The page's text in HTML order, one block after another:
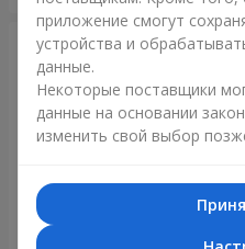
приложение смогут
устройства и
данные.
Некоторые поставщики
данные на основании
изменить свой выбор